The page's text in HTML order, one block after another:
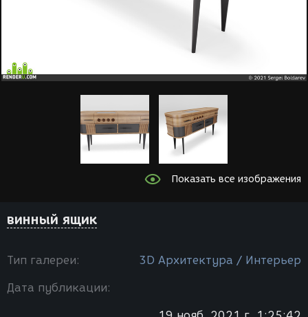
Показать все изображения
винный ящик
Тип галереи: 3D Архитектура / Интерьер
Дата публикации: